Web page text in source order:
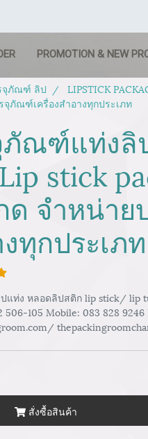
PROMOTION & NEW
จุภัณฑ์ ลิป
LIPSTICK
ภัณฑ์เครื่องสำอางทุกประเภท
ภัณฑ์แท่งลิ
stick
ด จำหน่าย
ทุกประเภท
แท่ง หลอดลิปสติก lip stick/ lip
506-105 Mobile: 083 828
สั่งซื้อสินค้า